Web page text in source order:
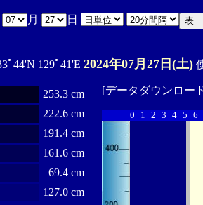
月 日
ﾟ44'N 129ﾟ41'E 2024年07月27日(土)
253.3 cm
222.6 cm
191.4 cm
161.6 cm
69.4 cm
127.0 cm
[データダウンロー
0 1 2 3 4 5 6